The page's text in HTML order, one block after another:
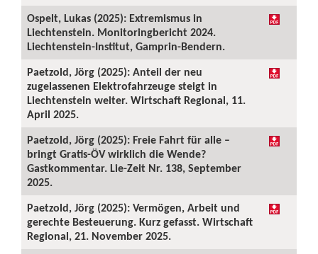
Ospelt, Lukas (2025): Extremismus in
Liechtenstein. Monitoringbericht 2024.
Liechtenstein-Institut, Gamprin-Bendern.
Paetzold, Jörg (2025): Anteil der neu
zugelassenen Elektrofahrzeuge steigt in
Liechtenstein weiter. Wirtschaft Regional, 11.
April 2025.
Paetzold, Jörg (2025): Freie Fahrt für alle –
bringt Gratis-ÖV wirklich die Wende?
Gastkommentar. Lie-Zeit Nr. 138, September
2025.
Paetzold, Jörg (2025): Vermögen, Arbeit und
gerechte Besteuerung. Kurz gefasst. Wirtschaft
Regional, 21. November 2025.